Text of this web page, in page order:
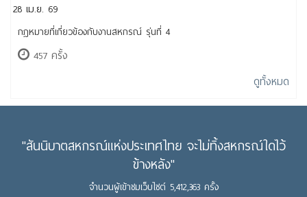
28 เม.ย. 69
กฎหมายที่เกี่ยวข้องกับงานสหกรณ์ รุ่นที่ 4
457 ครั้ง
ดูทั้งหมด
"สันนิบาตสหกรณ์แห่งประเทศไทย จะไม่ทิ้งสหกรณ์ใดไว้
ข้างหลัง"
จำนวนผู้เข้าชมเว็บไซต์ 5,412,363 ครั้ง